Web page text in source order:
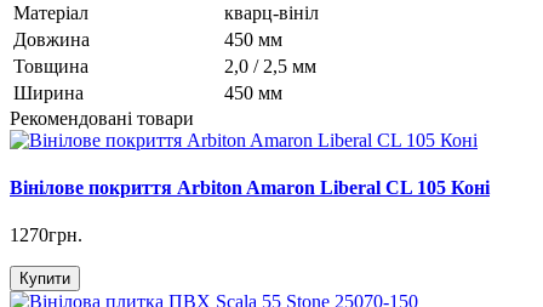
Матеріал
кварц-вініл
Довжина
450 мм
Товщина
2,0 / 2,5 мм
Ширина
450 мм
Рекомендовані товари
Вінілове покриття Arbiton Amaron Liberal CL 105 Коні
1270грн.
Купити